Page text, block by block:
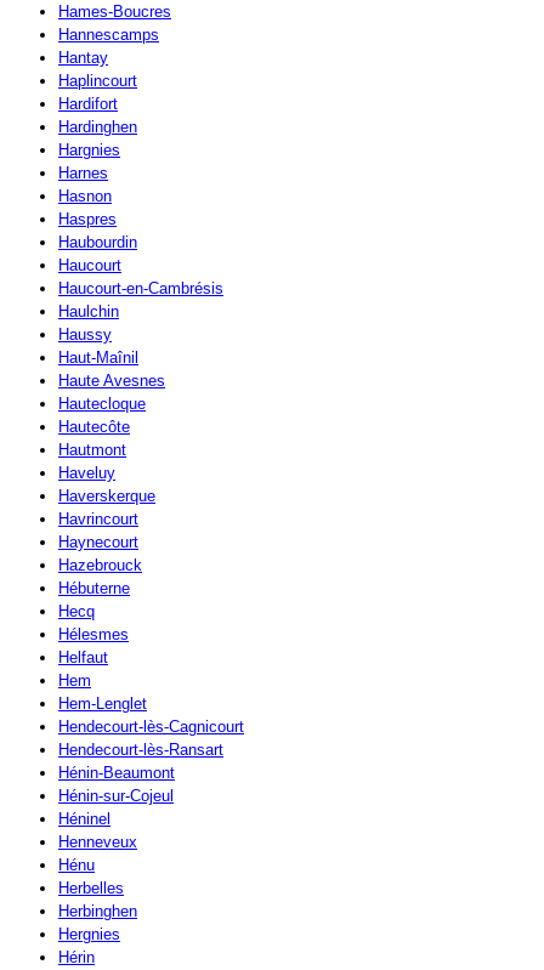
Hames-Boucres
Hannescamps
Hantay
Haplincourt
Hardifort
Hardinghen
Hargnies
Harnes
Hasnon
Haspres
Haubourdin
Haucourt
Haucourt-en-Cambrésis
Haulchin
Haussy
Haut-Maînil
Haute Avesnes
Hautecloque
Hautecôte
Hautmont
Haveluy
Haverskerque
Havrincourt
Haynecourt
Hazebrouck
Hébuterne
Hecq
Hélesmes
Helfaut
Hem
Hem-Lenglet
Hendecourt-lès-Cagnicourt
Hendecourt-lès-Ransart
Hénin-Beaumont
Hénin-sur-Cojeul
Héninel
Henneveux
Hénu
Herbelles
Herbinghen
Hergnies
Hérin